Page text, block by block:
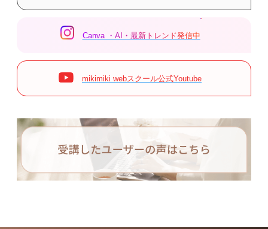
Canva ・AI・最新トレンド発信中
mikimiki webスクール公式Youtube